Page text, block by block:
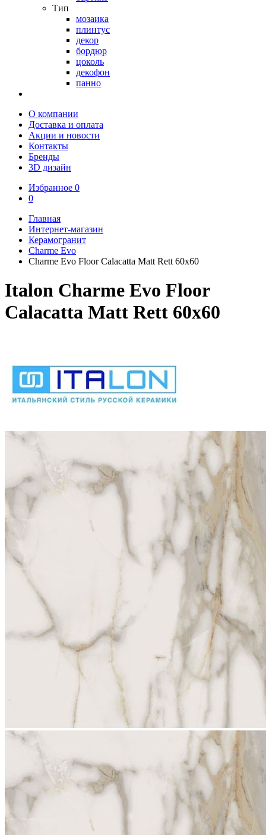
Тип
мозаика
плинтус
декор
бордюр
цоколь
декофон
панно
О компании
Доставка и оплата
Акции и новости
Контакты
Бренды
3D дизайн
Избранное 0
0
Главная
Интернет-магазин
Керамогранит
Charme Evo
Charme Evo Floor Calacatta Matt Rett 60х60
Italon Charme Evo Floor
Calacatta Matt Rett 60х60